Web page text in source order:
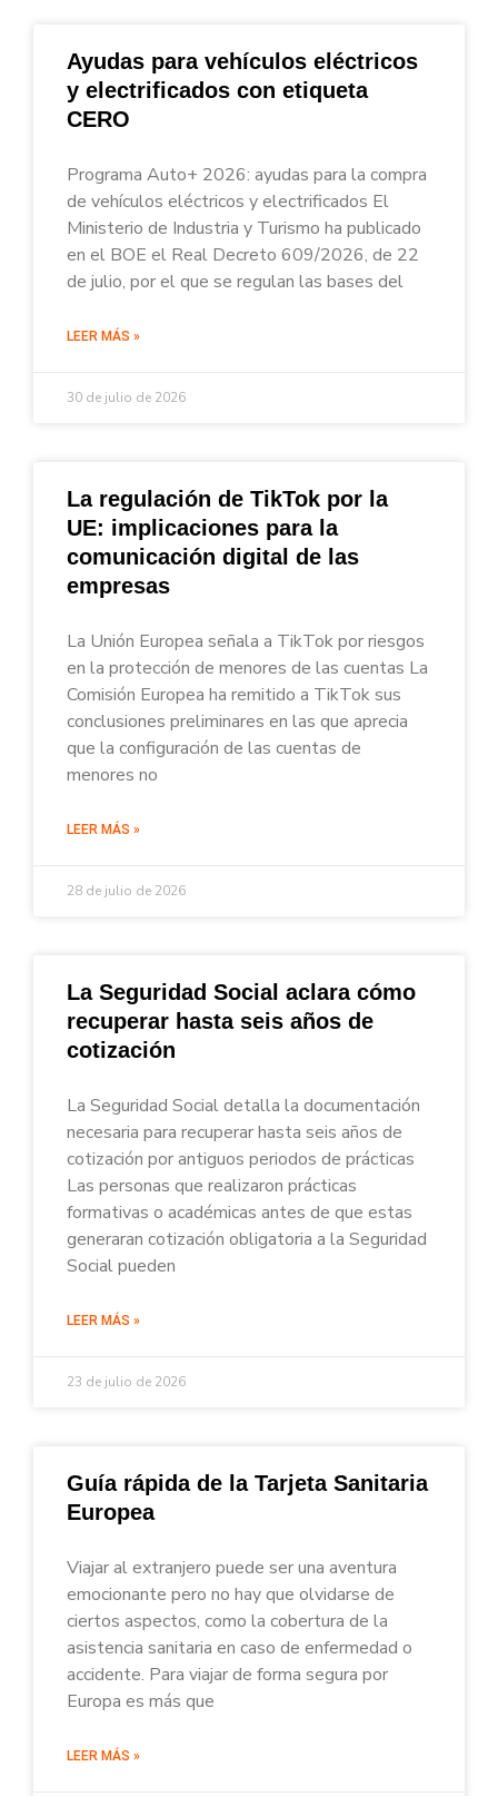
Ayudas para vehículos eléctricos
y electrificados con etiqueta
CERO
Programa Auto+ 2026: ayudas para la compra
de vehículos eléctricos y electrificados El
Ministerio de Industria y Turismo ha publicado
en el BOE el Real Decreto 609/2026, de 22
de julio, por el que se regulan las bases del
LEER MÁS »
30 de julio de 2026
La regulación de TikTok por la
UE: implicaciones para la
comunicación digital de las
empresas
La Unión Europea señala a TikTok por riesgos
en la protección de menores de las cuentas La
Comisión Europea ha remitido a TikTok sus
conclusiones preliminares en las que aprecia
que la configuración de las cuentas de
menores no
LEER MÁS »
28 de julio de 2026
La Seguridad Social aclara cómo
recuperar hasta seis años de
cotización
La Seguridad Social detalla la documentación
necesaria para recuperar hasta seis años de
cotización por antiguos periodos de prácticas
Las personas que realizaron prácticas
formativas o académicas antes de que estas
generaran cotización obligatoria a la Seguridad
Social pueden
LEER MÁS »
23 de julio de 2026
Guía rápida de la Tarjeta Sanitaria
Europea
Viajar al extranjero puede ser una aventura
emocionante pero no hay que olvidarse de
ciertos aspectos, como la cobertura de la
asistencia sanitaria en caso de enfermedad o
accidente. Para viajar de forma segura por
Europa es más que
LEER MÁS »